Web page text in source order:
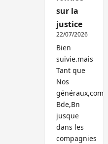
sur la
justice
22/07/2026
Bien
suivie.mais
Tant que
Nos
généraux,com
Bde,Bn
jusque
dans les
compagnies